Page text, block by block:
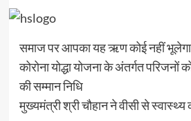
समाज पर आपका यह ऋण कोई नहीं भूलेगा
कोरोना योद्धा योजना के अंतर्गत परिजनों
की सम्मान निधि
मुख्यमंत्री श्री चौहान ने वीसी से स्वास्थ्य